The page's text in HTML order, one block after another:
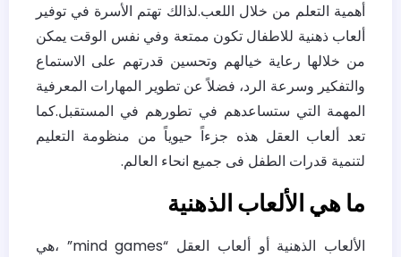
أهمية التعلم من خلال اللعب.لذالك تهتم الأسرة في توفير
ألعاب ذهنية للاطفال تكون ممتعة وفي نفس الوقت يمكن
من خلالها رعاية خيالهم وتحسين قدرتهم على الاستماع
والتفكير وسرعة الرد، فضلاً عن تطوير المهارات المعرفية
المهمة التي ستساعدهم في تطورهم في المستقبل.كما
تعد ألعاب العقل هذه جزءاً حيوياً من منظومة التعليم
لتنمية قدرات الطفل فى جميع انحاء العالم.
ما هي الألعاب الذهنية
الألعاب الذهنية أو ألعاب العقل “mind games” ،هي